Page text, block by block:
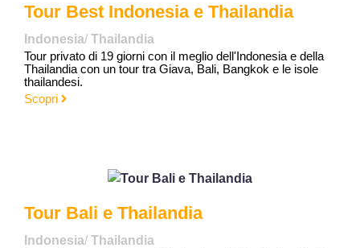
Tour Best Indonesia e Thailandia
Indonesia/ Thailandia
Tour privato di 19 giorni con il meglio dell'Indonesia e della
Thailandia con un tour tra Giava, Bali, Bangkok e le isole
thailandesi.
Scopri
Tour Bali e Thailandia
Indonesia/ Thailandia